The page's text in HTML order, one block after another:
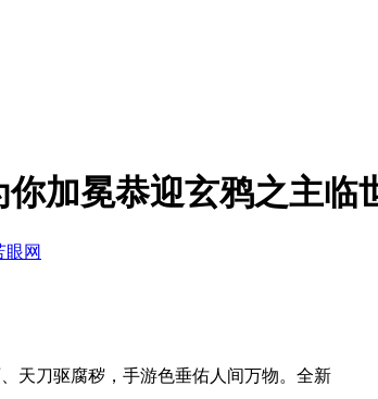
加冕恭迎玄鸦之主临
眼网
天刀驱腐秽，手游色垂佑人间万物。全新